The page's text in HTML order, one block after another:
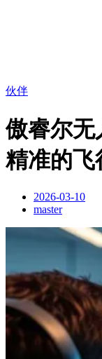
伙伴
傲睿尔无
精准的飞
2026-03-10
master